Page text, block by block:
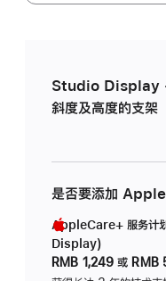
Studio Display -
斜度及高度的支架
是否要添加
AppleCare+ 服务计
Display)
RMB 1,249 或 RMB